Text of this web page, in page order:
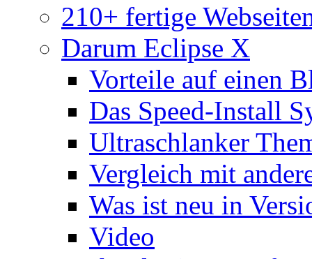
210+ fertige
Darum Eclipse X
Vorteile auf einen
Das Speed-Install
Ultraschlanker
Vergleich mit
Was ist neu in
Video